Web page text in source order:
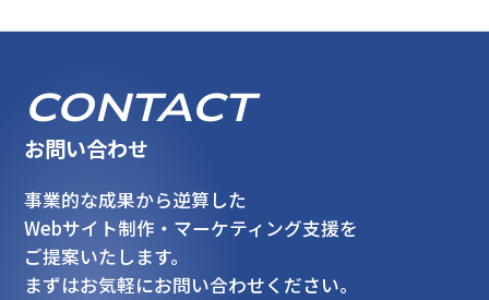
CONTACT
お問い合わせ
事業的な成果から逆算した
Webサイト制作・マーケティング支援を
ご提案いたします。
まずはお気軽にお問い合わせください。